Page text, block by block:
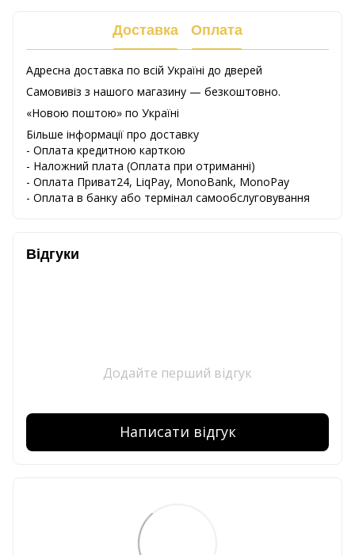
Доставка Оплата
Адресна доставка по всій Україні до дверей
Самовивіз з нашого магазину — безкоштовно.
«Новою поштою» по Україні
Більше інформації про доставку
- Оплата кредитною карткою
- Наложний плата (Оплата при отриманні)
- Оплата Приват24, LiqPay, MonoBank, MonoPay
- Оплата в банку або термінал самообслуговування
Відгуки
Додайте перший відгук
Написати відгук